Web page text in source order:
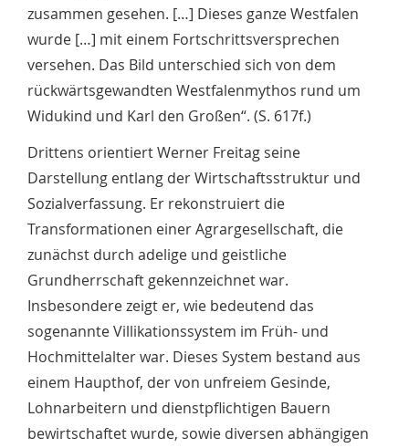
zusammen gesehen. […] Dieses ganze Westfalen
wurde […] mit einem Fortschrittsversprechen
versehen. Das Bild unterschied sich von dem
rückwärtsgewandten Westfalenmythos rund um
Widukind und Karl den Großen“. (S. 617f.)
Drittens orientiert Werner Freitag seine
Darstellung entlang der Wirtschaftsstruktur und
Sozialverfassung. Er rekonstruiert die
Transformationen einer Agrargesellschaft, die
zunächst durch adelige und geistliche
Grundherrschaft gekennzeichnet war.
Insbesondere zeigt er, wie bedeutend das
sogenannte Villikationssystem im Früh- und
Hochmittelalter war. Dieses System bestand aus
einem Haupthof, der von unfreiem Gesinde,
Lohnarbeitern und dienstpflichtigen Bauern
bewirtschaftet wurde, sowie diversen abhängigen